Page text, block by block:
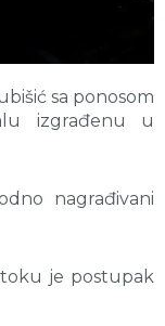
sa ponosom
izgrađenu u
nagrađivani
toku je postupak